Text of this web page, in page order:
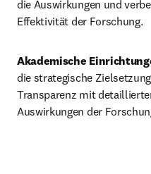
die Auswirkungen und
Effektivität der Forschung.
Akademische
die strategische
Transparenz mit
Auswirkungen der